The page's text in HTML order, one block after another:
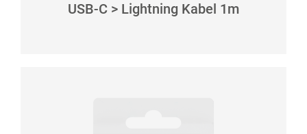
USB-C > Lightning Kabel 1m